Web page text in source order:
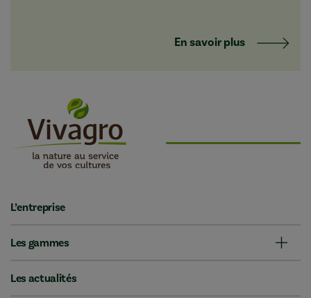
En savoir plus
L’entreprise
Les gammes
Les actualités